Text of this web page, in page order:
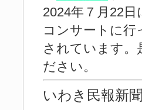
2024年７月22
コンサートに行
されています。
ださい。
いわき民報新